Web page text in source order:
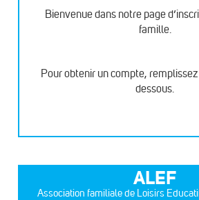
Bienvenue dans notre page
famille.
Pour obtenir un compte,
dessous.
ALEF
Association familiale de Loisirs